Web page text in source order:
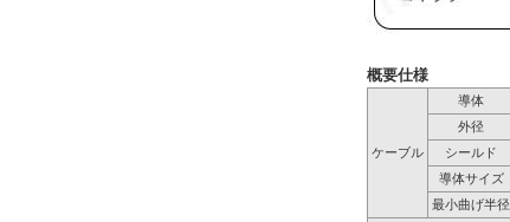
概要仕様
ケーブル
導体
外径
シールド
導体サイズ
最小曲げ半径